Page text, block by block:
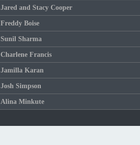
Jared and Stacy Cooper
Freddy Boise
Sunil Sharma
Charlene Francis
Jamilla Karan
Josh Simpson
Alina Minkute